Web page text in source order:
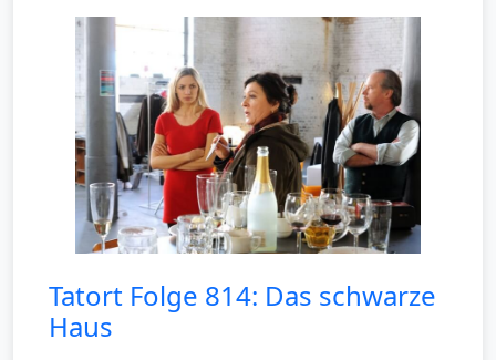
Tatort Folge 814: Das schwarze
Haus